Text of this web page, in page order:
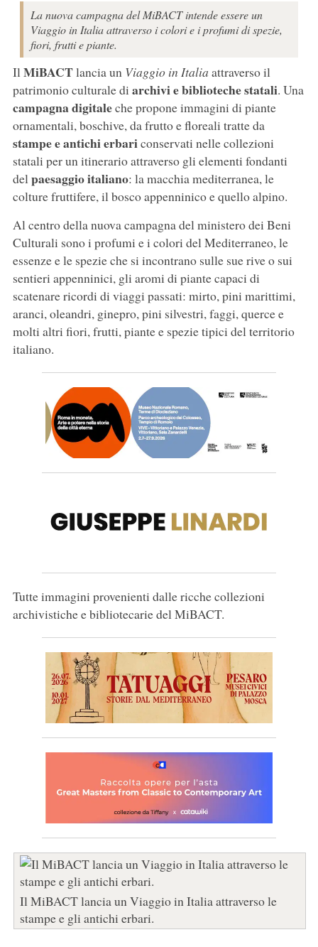
La nuova campagna del MiBACT intende essere un
Viaggio in Italia attraverso i colori e i profumi di spezie,
fiori, frutti e piante.
IlMiBACTlancia un Viaggio in Italia attraverso il
patrimonio culturale di archivi e biblioteche statali. Una
campagna digitaleche propone immagini di piante
ornamentali, boschive, da frutto e floreali tratte da
stampe e antichi erbariconservati nelle collezioni
statali per un itinerario attraverso gli elementi fondanti
delpaesaggio italiano: la macchia mediterranea, le
colture fruttifere, il bosco appenninico e quello alpino.
Al centro della nuova campagna del ministero dei Beni
Culturali sono i profumi e i colori del Mediterraneo, le
essenze e le spezie che si incontrano sulle sue rive o sui
sentieri appenninici, gli aromi di piante capaci di
scatenare ricordi di viaggi passati: mirto, pini marittimi,
aranci, oleandri, ginepro, pini silvestri, faggi, querce e
molti altri fiori, frutti, piante e spezie tipici del territorio
italiano.
Tutte immagini provenienti dalle ricche collezioni
archivistiche e bibliotecarie del MiBACT.
Il MiBACT lancia un Viaggio in Italia attraverso le
stampe e gli antichi erbari.